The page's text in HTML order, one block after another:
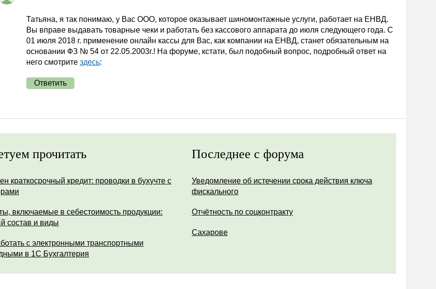
Татьяна, я так понимаю, у Вас ООО, которое оказывает шиномонтажные услуги, работает на ЕНВД.
Вы вправе выдавать товарные чеки и работать без кассового аппарата до июля следующего года. С
01 июля 2018 г. применение онлайн кассы для Вас, как компании на ЕНВД, станет обязательным на
основании ФЗ № 54 от 22.05.2003г.! На форуме, кстати, был подобный вопрос, подробный ответ на
него смотрите здесь:
Ответить
прочитать
краткосрочный кредит: проводки в бухучте с
включаемые в себестоимость продукции:
состав и виды
с электронными транспортными
в 1С Бухгалтерия
Последнее с форума
Уведомление об истечении срока действия ключа
фискального
Отчётность по соцконтракту
Сахарове